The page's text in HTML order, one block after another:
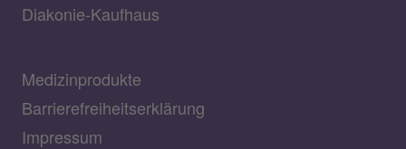
Diakonie-Kaufhaus
Medizinprodukte
Barrierefreiheitserklärung
Impressum